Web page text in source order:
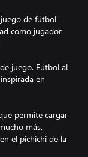
juego de fútbol
como jugador
juego. Fútbol al
en
permite cargar
más.
el pichichi de la